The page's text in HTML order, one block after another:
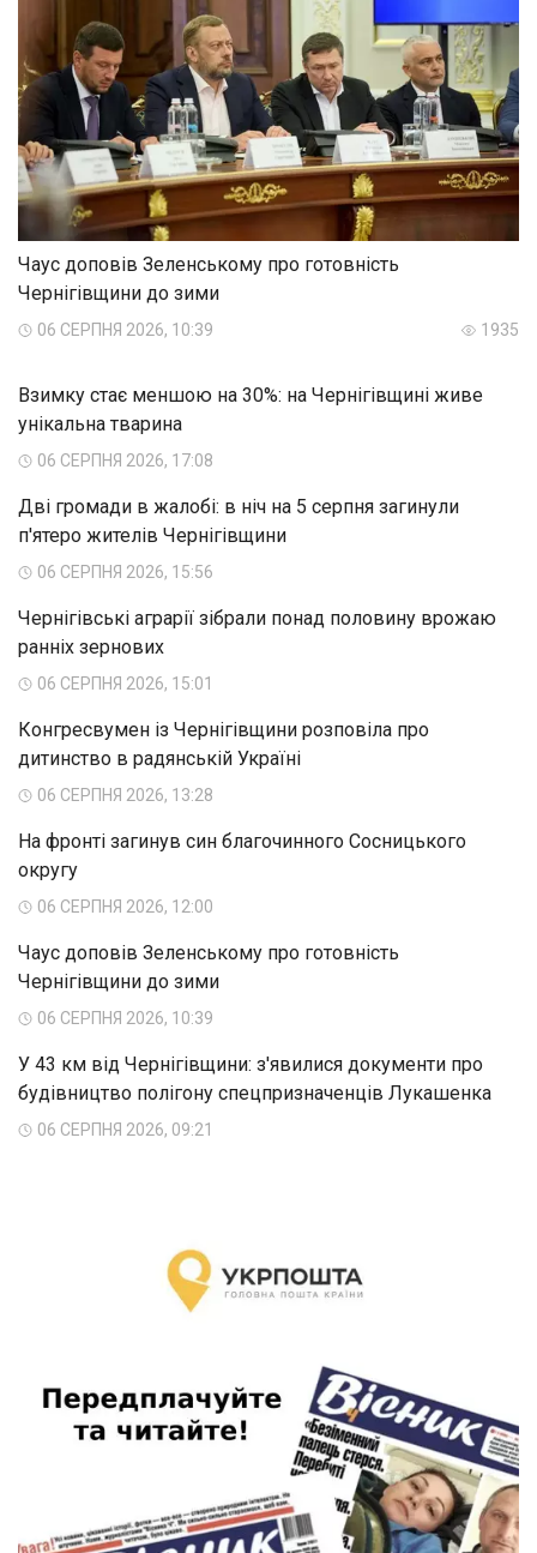
Чаус доповів Зеленському про готовність
Чернігівщини до зими
06 СЕРПНЯ 2026, 10:39 1935
Взимку стає меншою на 30%: на Чернігівщині живе
унікальна тварина
06 СЕРПНЯ 2026, 17:08
Дві громади в жалобі: в ніч на 5 серпня загинули
п'ятеро жителів Чернігівщини
06 СЕРПНЯ 2026, 15:56
Чернігівські аграрії зібрали понад половину врожаю
ранніх зернових
06 СЕРПНЯ 2026, 15:01
Конгресвумен із Чернігівщини розповіла про
дитинство в радянській Україні
06 СЕРПНЯ 2026, 13:28
На фронті загинув син благочинного Сосницького
округу
06 СЕРПНЯ 2026, 12:00
Чаус доповів Зеленському про готовність
Чернігівщини до зими
06 СЕРПНЯ 2026, 10:39
У 43 км від Чернігівщини: з'явилися документи про
будівництво полігону спецпризначенців Лукашенка
06 СЕРПНЯ 2026, 09:21